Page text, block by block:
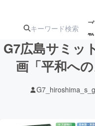
ターン
注目
ジェク
G7広島サミッ
画「平和へ